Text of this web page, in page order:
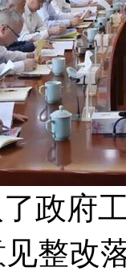
政府
整改